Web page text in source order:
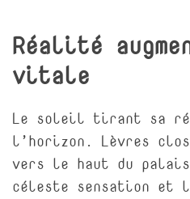
Réalité
vitale
Le soleil tirant sa
l’horizon. Lèvres
vers le haut du
céleste sensation et